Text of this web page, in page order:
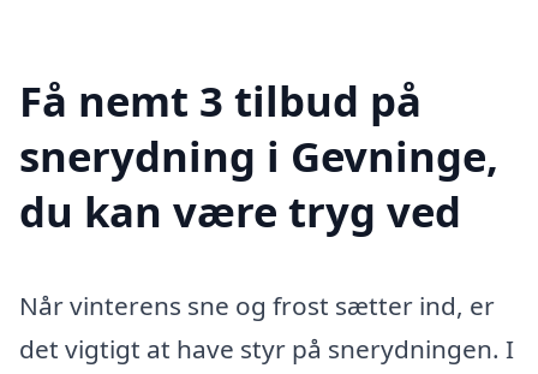
Få nemt 3 tilbud på
snerydning i Gevninge,
du kan være tryg ved
Når vinterens sne og frost sætter ind, er
det vigtigt at have styr på snerydningen. I